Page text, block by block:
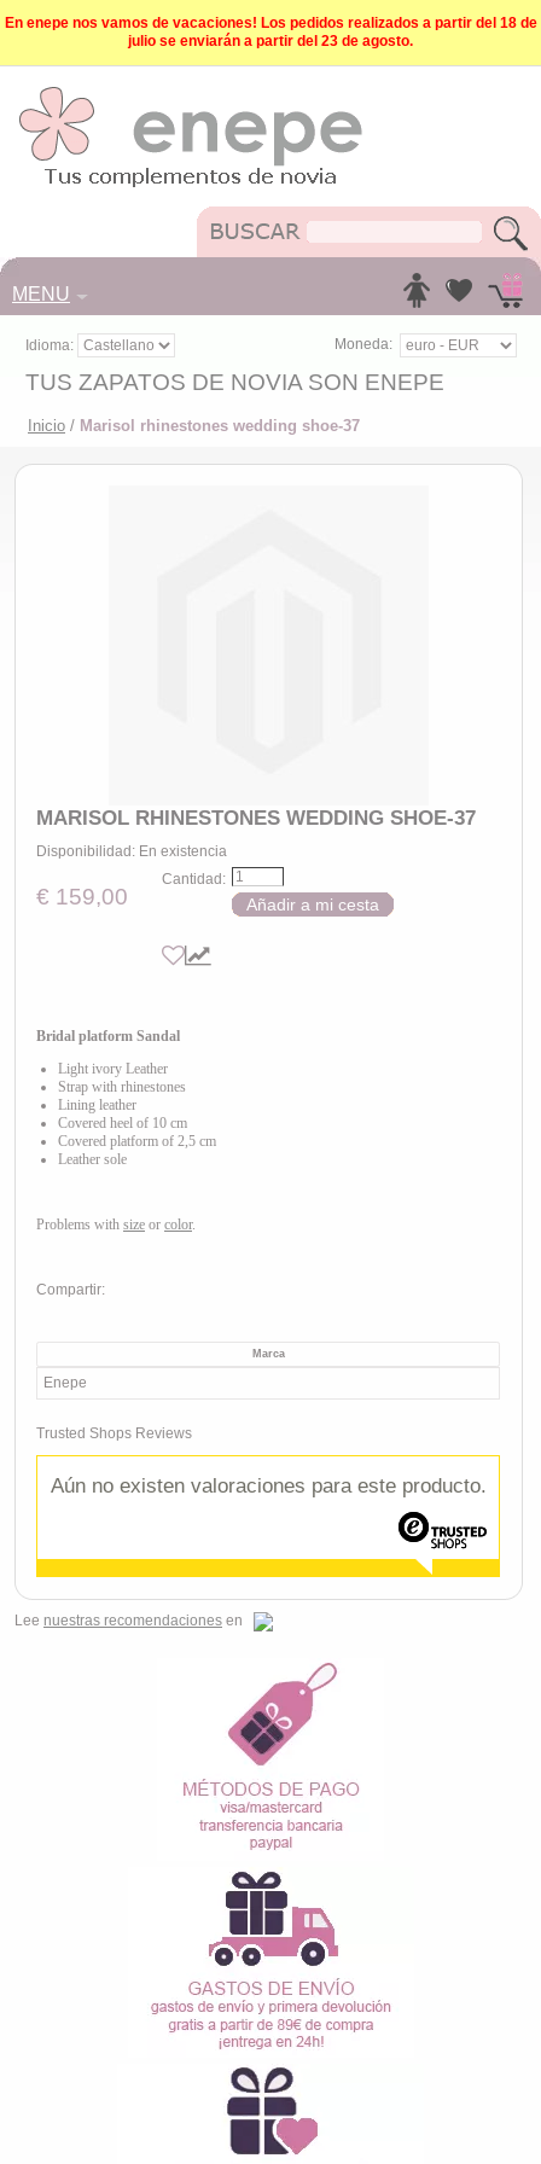
En enepe nos vamos de vacaciones! Los pedidos realizados a partir del 18 de
julio se enviarán a partir del 23 de agosto.
MENU
Idioma: Moneda:
TUS ZAPATOS DE NOVIA SON ENEPE
Inicio / Marisol rhinestones wedding shoe-37
MARISOL RHINESTONES WEDDING SHOE-37
Disponibilidad: En existencia
€ 159,00
Cantidad:
Añadir a mi cesta
Bridal platform Sandal
Light ivory Leather
Strap with rhinestones
Lining leather
Covered heel of 10 cm
Covered platform of 2,5 cm
Leather sole
Problems with size or color.
Compartir:
Marca
Enepe
Trusted Shops Reviews
Aún no existen valoraciones para este producto.
Lee nuestras recomendaciones en